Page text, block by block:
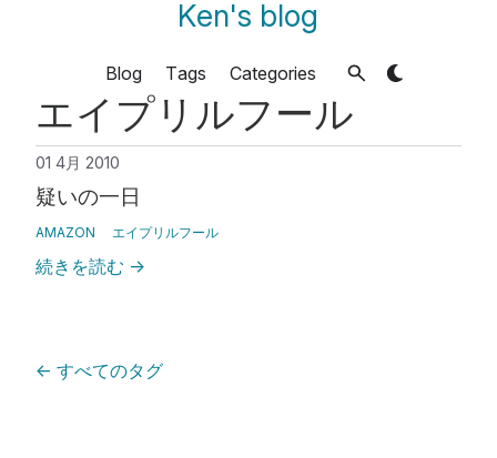
Ken's blog
Blog Tags Categories
エイプリルフール
01 4月 2010
疑いの一日
AMAZON エイプリルフール
続きを読む →
← すべてのタグ